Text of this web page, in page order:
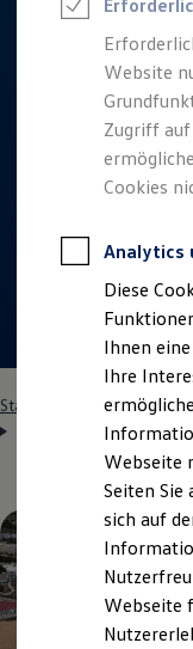
Wir bei
Standorte
Karriere
Talentpool
Deine Bewerbung
Eine
Anreise
Kontakt
Triff unsere
Events
Startseite
Spanien (SEAT)
Website
Zugriff
Cookies
Analytics
Diese
Ihnen
Ihre
Webseite
Seiten Sie
sich auf
Webseite